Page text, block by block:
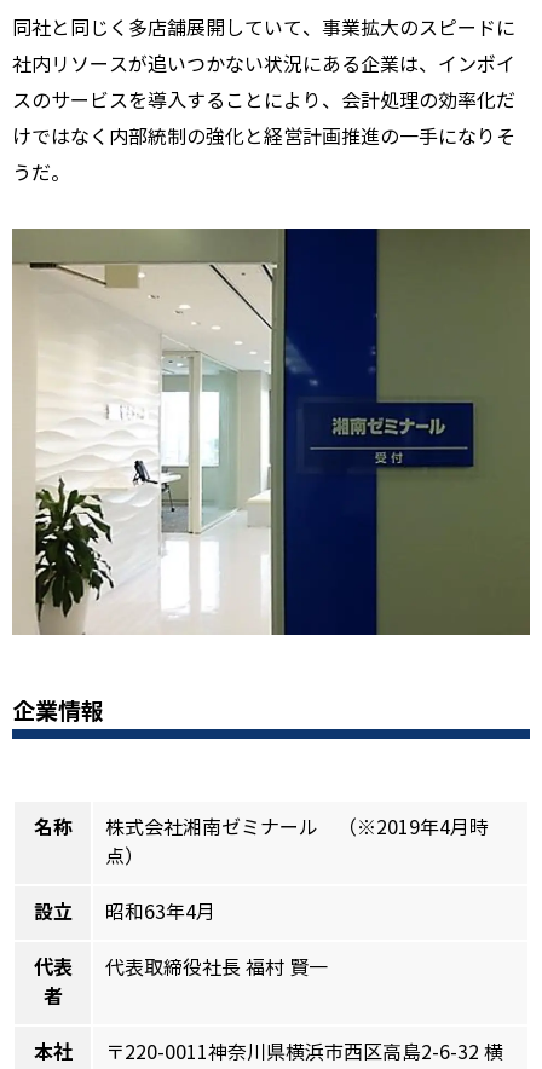
同社と同じく多店舗展開していて、事業拡大のスピードに
社内リソースが追いつかない状況にある企業は、インボイ
スのサービスを導入することにより、会計処理の効率化だ
けではなく内部統制の強化と経営計画推進の一手になりそ
うだ。
企業情報
名称
株式会社湘南ゼミナール （※2019年4月時
点）
設立 昭和63年4月
代表
者
代表取締役社長 福村 賢一
本社
〒220-0011神奈川県横浜市西区高島2-6-32 横